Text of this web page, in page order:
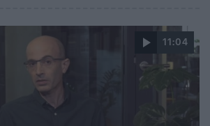
az ország alapító eszméinek
amelyek a demokráciáról és
11:04